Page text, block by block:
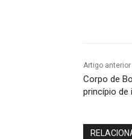
Artigo anterior
Corpo de
princípio de